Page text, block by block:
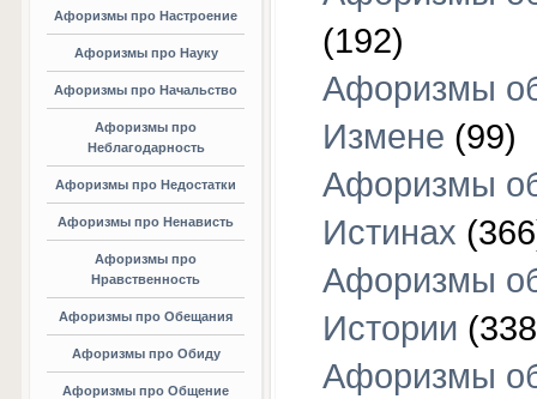
Афоризмы про Настроение
Афоризмы про Науку
Афоризмы про Начальство
Афоризмы про
Неблагодарность
Афоризмы про Недостатки
Афоризмы про Ненависть
Афоризмы про
Нравственность
Афоризмы про Обещания
Афоризмы про Обиду
Афоризмы про Общение
(192)
Афоризмы
Измене (99)
Афоризмы
Истинах
Афоризмы
Истории
Афоризмы